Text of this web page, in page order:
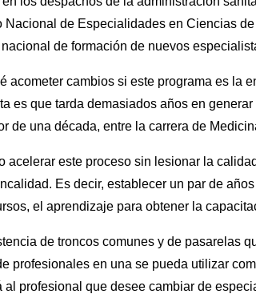
Nacional de Especialidades en Ciencias
de formación de nuevos
acometer cambios si este programa es la
es que tarda demasiados años en
de una década, entre la carrera de
acelerar este proceso sin lesionar la
Es decir, establecer un par de
el aprendizaje para obtener la
de troncos comunes y de pasarelas
profesionales en una se pueda utilizar
al profesional que desee cambiar de